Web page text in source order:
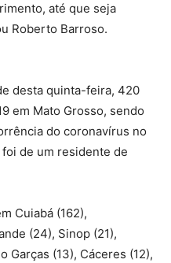
até que seja
Roberto Barroso.
desta quinta-feira, 420
em Mato Grosso, sendo
do coronavírus no
de um residente de
Cuiabá (162),
(24), Sinop (21),
Garças (13), Cáceres (12),